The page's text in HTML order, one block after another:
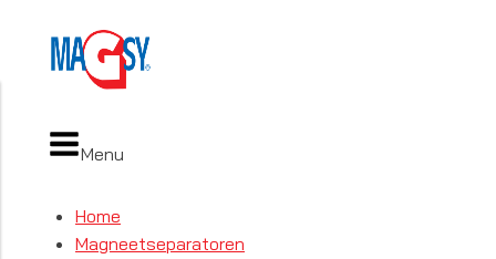
Menu
Home
Magneetseparatoren